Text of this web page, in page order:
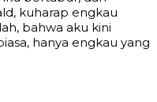
kuharap engkau
bahwa aku kini
hanya engkau yang